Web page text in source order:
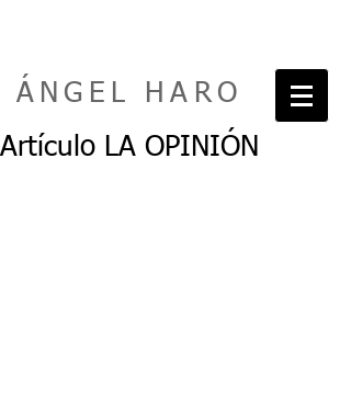
ÁNGEL HARO
Artículo LA OPINIÓN